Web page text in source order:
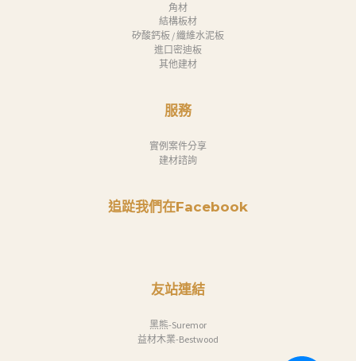
角材
結構板材
矽酸鈣板 / 纖維水泥板
進口密迪板
其他建材
服務
實例案件分享
建材諮詢
追踨我們在Facebook
友站連結
黑熊-Suremor
益材木業-Bestwood